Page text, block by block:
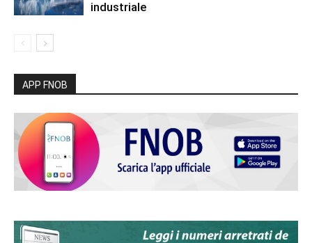
industriale
APP FNOB